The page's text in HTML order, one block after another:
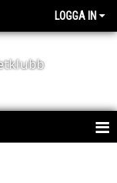
LOGGA IN